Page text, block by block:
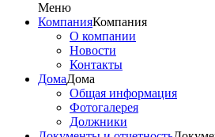
Меню
КомпанияКомпания
О компании
Новости
Контакты
ДомаДома
Общая информация
Фотогалерея
Должники